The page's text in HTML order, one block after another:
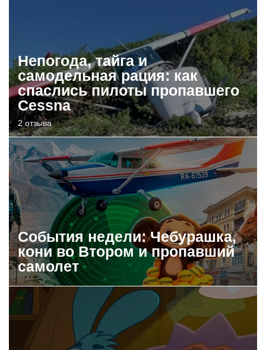
Непогода, тайга и
самодельная рация: как
спаслись пилоты пропавшего
Cessna
2 отзыва
События недели: Чебурашка,
кони во Втором и пропавший
самолет